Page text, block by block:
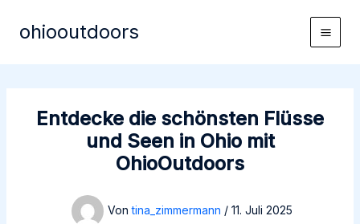
Inhaltohiooutdoors
Main
Entdecke die schönsten Flüsse
und Seen in Ohio mit
OhioOutdoors
Vontina_zimmermann / 11. Juli 2025